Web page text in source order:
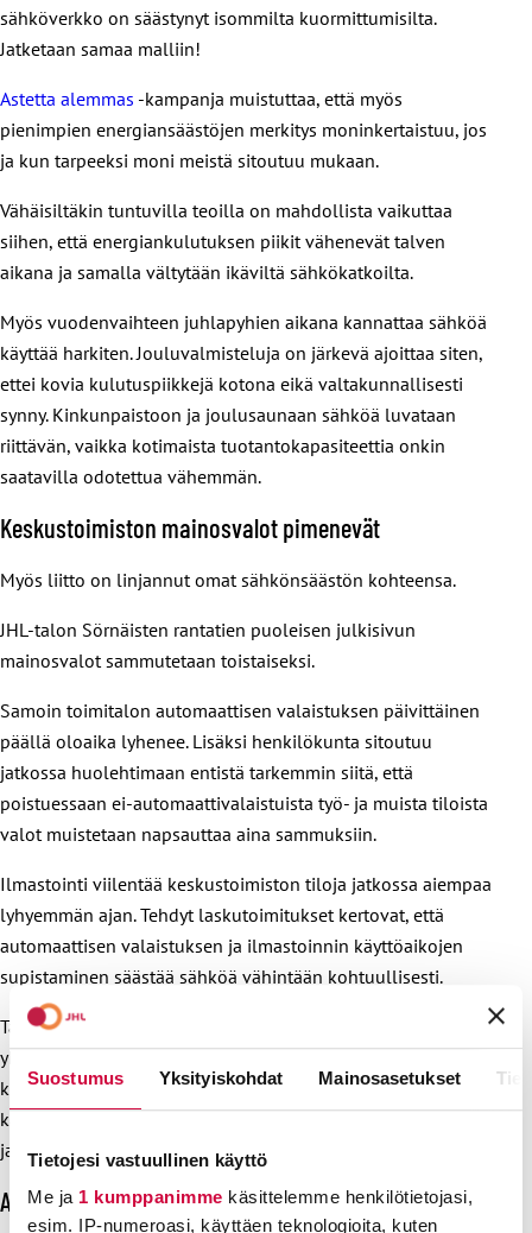
Suostumus Yksityiskohdat Mainosasetukset
Tietojesi vastuullinen käyttö
Me ja 1 kumppanimme käsittelemme henkilötietojasi,
esim. IP-numeroasi, käyttäen teknologioita, kuten
sähköverkko on säästynyt isommilta kuormittumisilta.
Jatketaan samaa malliin!
Astetta alemmas -kampanja muistuttaa, että myös
pienimpien energiansäästöjen merkitys moninkertaistuu, jos
ja kun tarpeeksi moni meistä sitoutuu mukaan.
Vähäisiltäkin tuntuvilla teoilla on mahdollista vaikuttaa
siihen, että energiankulutuksen piikit vähenevät talven
aikana ja samalla vältytään ikäviltä sähkökatkoilta.
Myös vuodenvaihteen juhlapyhien aikana kannattaa sähköä
käyttää harkiten. Jouluvalmisteluja on järkevä ajoittaa siten,
ettei kovia kulutuspiikkejä kotona eikä valtakunnallisesti
synny. Kinkunpaistoon ja joulusaunaan sähköä luvataan
riittävän, vaikka kotimaista tuotantokapasiteettia onkin
saatavilla odotettua vähemmän.
Keskustoimiston mainosvalot pimenevät
Myös liitto on linjannut omat sähkönsäästön kohteensa.
JHL-talon Sörnäisten rantatien puoleisen julkisivun
mainosvalot sammutetaan toistaiseksi.
Samoin toimitalon automaattisen valaistuksen päivittäinen
päällä oloaika lyhenee. Lisäksi henkilökunta sitoutuu
jatkossa huolehtimaan entistä tarkemmin siitä, että
poistuessaan ei-automaattivalaistuista työ- ja muista tiloista
valot muistetaan napsauttaa aina sammuksiin.
Ilmastointi viilentää keskustoimiston tiloja jatkossa aiempaa
lyhyemmän ajan. Tehdyt laskutoimitukset kertovat, että
automaattisen valaistuksen ja ilmastoinnin käyttöaikojen
supistaminen säästää sähköä vähintään kohtuullisesti.
Talon yhteisiä säästökohteita ovat lisäksi muun muassa
yhden hissiryhmän poistaminen käytöstä. Toinen hissipari
kuljettaa kerroksiin edelleen, pelkästään portaiden
käyttäjiksi ei talossa työskenteleviä eikä vierailijoita sentään
jatkossakaan velvoiteta.
Aluetoimistot ja lomamökit mukana